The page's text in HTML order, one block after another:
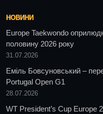
НОВИНИ
Europe Taekwondo
половину 2026 року
31.07.2026
Еміль Бовсуновський –
Portugal Open G1
28.07.2026
WT President’s Cup Europe